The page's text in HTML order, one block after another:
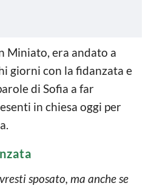
Miniato, era andato a
giorni con la fidanzata e
di Sofia a far
in chiesa oggi per
sposato, ma anche se